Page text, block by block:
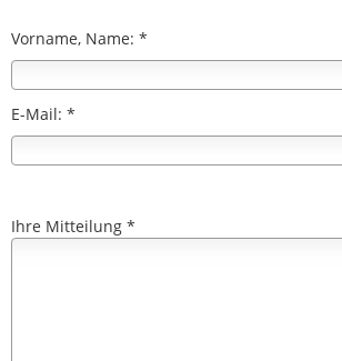
Vorname, Name: *
E-Mail: *
Ihre Mitteilung *